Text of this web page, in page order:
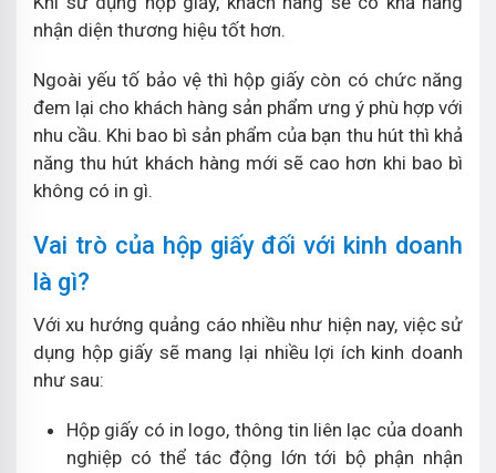
nhận diện thương hiệu tốt hơn.
Ngoài yếu tố bảo vệ thì hộp giấy còn có chức năng
đem lại cho khách hàng sản phẩm ưng ý phù hợp với
nhu cầu. Khi bao bì sản phẩm của bạn thu hút thì khả
năng thu hút khách hàng mới sẽ cao hơn khi bao bì
không có in gì.
Vai trò của hộp giấy đối với kinh doanh
là gì?
Với xu hướng quảng cáo nhiều như hiện nay, việc sử
dụng hộp giấy sẽ mang lại nhiều lợi ích kinh doanh
như sau:
Hộp giấy có in logo, thông tin liên lạc của doanh
nghiệp có thể tác động lớn tới bộ phận nhận